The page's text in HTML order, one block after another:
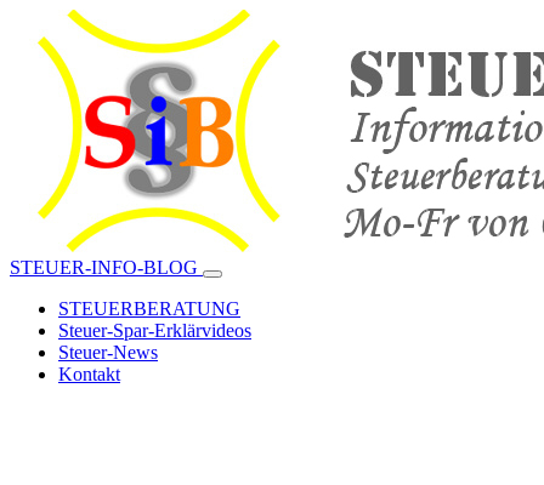
STEUER-INFO-BLOG
STEUERBERATUNG
Steuer-Spar-Erklärvideos
Steuer-News
Kontakt